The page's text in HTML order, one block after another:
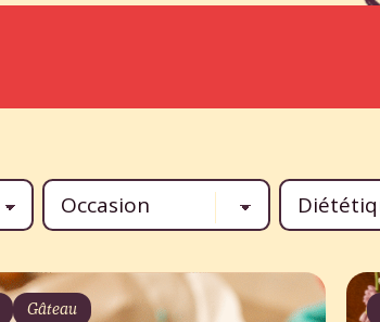
Gâteau